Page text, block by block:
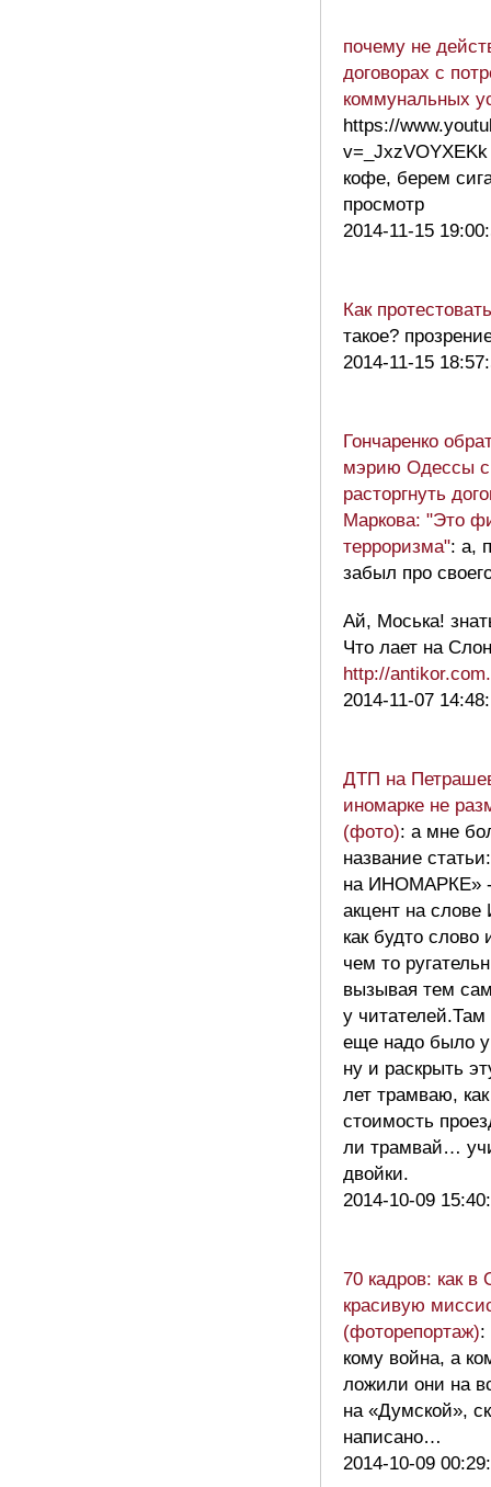
почему не
договорах с
коммунальных
https://
кофе, берем
просмотр
2014-11-15
Как
такое?
2014-11-15
Гончаренко
мэрию Одессы с
расторгнуть
Маркова: "Это
терроризма": а,
забыл про
Ай, Моська!
Что лает на
http://
2014-11-07
ДТП на
иномарке не
(фото): а мне
название
на ИНОМАРКЕ» -
акцент на
как будто слово
чем то
вызывая тем
у
еще надо было
ну и раскрыть
лет трамваю,
стоимость
ли трамвай…
двойки.
2014-10-09
70 кадров: как
красивую
(фоторепортаж):
кому война, а
ложили они на
на «Думской»,
написано…
2014-10-09